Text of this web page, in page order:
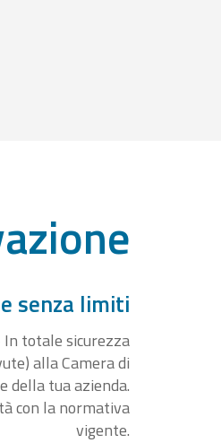
senza limiti
totale sicurezza
alla Camera di
della tua azienda.
con la normativa
vigente.